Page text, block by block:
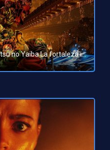
Guardianes de la noche: Kimetsu no Yaiba La fortaleza infinita